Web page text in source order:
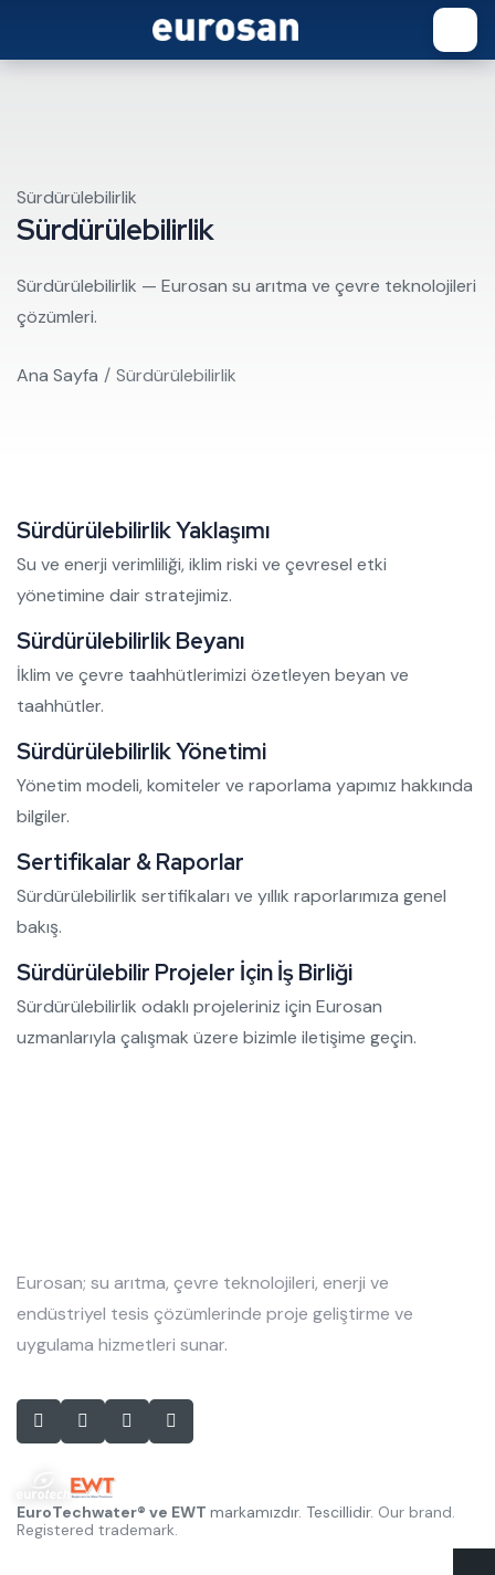
Sürdürülebilirlik
Sürdürülebilirlik
Sürdürülebilirlik — Eurosan su arıtma ve çevre teknolojileri
çözümleri.
Ana Sayfa Sürdürülebilirlik
Sürdürülebilirlik Yaklaşımı
Su ve enerji verimliliği, iklim riski ve çevresel etki
yönetimine dair stratejimiz.
Sürdürülebilirlik Beyanı
İklim ve çevre taahhütlerimizi özetleyen beyan ve
taahhütler.
Sürdürülebilirlik Yönetimi
Yönetim modeli, komiteler ve raporlama yapımız hakkında
bilgiler.
Sertifikalar & Raporlar
Sürdürülebilirlik sertifikaları ve yıllık raporlarımıza genel
bakış.
Sürdürülebilir Projeler İçin İş Birliği
Sürdürülebilirlik odaklı projeleriniz için Eurosan
uzmanlarıyla çalışmak üzere bizimle iletişime geçin.
Eurosan; su arıtma, çevre teknolojileri, enerji ve
endüstriyel tesis çözümlerinde proje geliştirme ve
uygulama hizmetleri sunar.
EuroTechwater® ve EWT markamızdır. Tescillidir. Our brand.
Registered trademark.